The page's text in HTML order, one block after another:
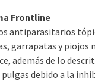
Frontline
antiparasitarios
garrapatas y
además de lo
debido a la